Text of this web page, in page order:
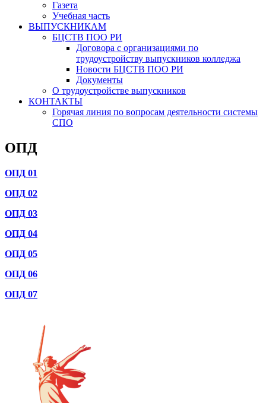
Газета
Учебная часть
ВЫПУСКНИКАМ
БЦСТВ ПОО РИ
Договора с организациями по
трудоустройству выпускников колледжа
Новости БЦСТВ ПОО РИ
Документы
О трудоустройстве выпускников
КОНТАКТЫ
Горячая линия по вопросам деятельности системы
СПО
ОПД
ОПД 01
ОПД 02
ОПД 03
ОПД 04
ОПД 05
ОПД 06
ОПД 07